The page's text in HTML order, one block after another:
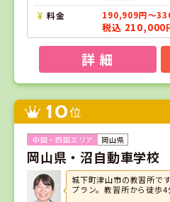
料金 190,909円～
税込 210,000
詳 細
10位
岡山県
岡山県・沼自動車学校
城下町津山市の教習所で
プラン。教習所から徒歩